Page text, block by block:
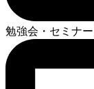
勉強会・セミナー